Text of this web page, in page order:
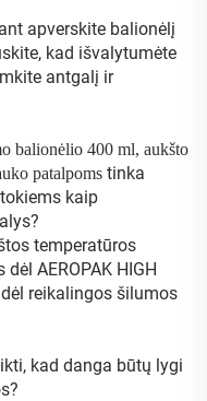
apverskite balionėlį
kad išvalytumėte
antgalį ir
balionėlio 400 ml, aukšto
patalpoms tinka
kaip
temperatūros
AEROPAK HIGH
reikalingos šilumos
kad danga būtų lygi